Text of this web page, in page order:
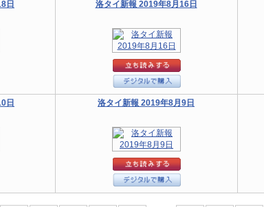
日 洛タイ新報 2019年8月16日
日 洛タイ新報 2019年8月9日